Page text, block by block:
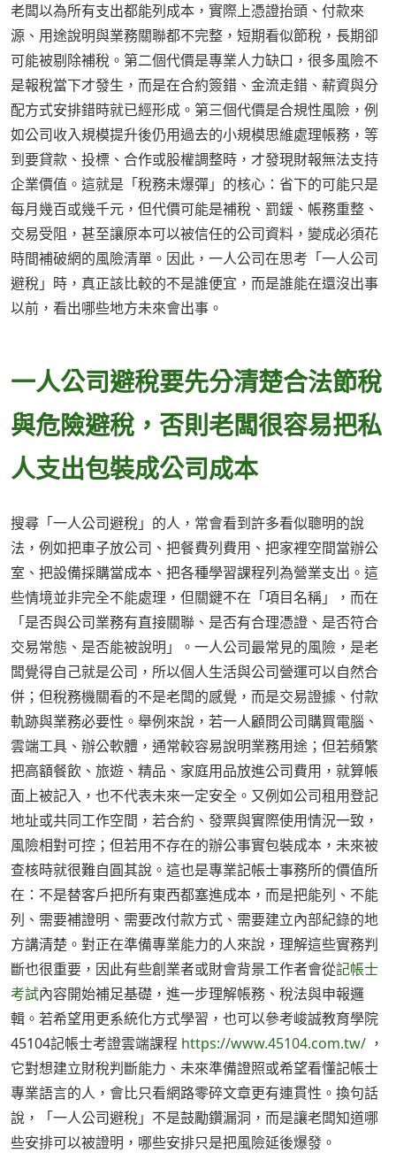
老闆以為所有支出都能列成本，實際上憑證抬頭、付款來
源、用途說明與業務關聯都不完整，短期看似節稅，長期卻
可能被剔除補稅。第二個代價是專業人力缺口，很多風險不
是報稅當下才發生，而是在合約簽錯、金流走錯、薪資與分
配方式安排錯時就已經形成。第三個代價是合規性風險，例
如公司收入規模提升後仍用過去的小規模思維處理帳務，等
到要貸款、投標、合作或股權調整時，才發現財報無法支持
企業價值。這就是「稅務未爆彈」的核心：省下的可能只是
每月幾百或幾千元，但代價可能是補稅、罰鍰、帳務重整、
交易受阻，甚至讓原本可以被信任的公司資料，變成必須花
時間補破網的風險清單。因此，一人公司在思考「一人公司
避稅」時，真正該比較的不是誰便宜，而是誰能在還沒出事
以前，看出哪些地方未來會出事。
一人公司避稅要先分清楚合法節稅
與危險避稅，否則老闆很容易把私
人支出包裝成公司成本
搜尋「一人公司避稅」的人，常會看到許多看似聰明的說
法，例如把車子放公司、把餐費列費用、把家裡空間當辦公
室、把設備採購當成本、把各種學習課程列為營業支出。這
些情境並非完全不能處理，但關鍵不在「項目名稱」，而在
「是否與公司業務有直接關聯、是否有合理憑證、是否符合
交易常態、是否能被說明」。一人公司最常見的風險，是老
闆覺得自己就是公司，所以個人生活與公司營運可以自然合
併；但稅務機關看的不是老闆的感覺，而是交易證據、付款
軌跡與業務必要性。舉例來說，若一人顧問公司購買電腦、
雲端工具、辦公軟體，通常較容易說明業務用途；但若頻繁
把高額餐飲、旅遊、精品、家庭用品放進公司費用，就算帳
面上被記入，也不代表未來一定安全。又例如公司租用登記
地址或共同工作空間，若合約、發票與實際使用情況一致，
風險相對可控；但若用不存在的辦公事實包裝成本，未來被
查核時就很難自圓其說。這也是專業記帳士事務所的價值所
在：不是替客戶把所有東西都塞進成本，而是把能列、不能
列、需要補證明、需要改付款方式、需要建立內部紀錄的地
方講清楚。對正在準備專業能力的人來說，理解這些實務判
斷也很重要，因此有些創業者或財會背景工作者會從記帳士
考試內容開始補足基礎，進一步理解帳務、稅法與申報邏
輯。若希望用更系統化方式學習，也可以參考峻誠教育學院
45104記帳士考證雲端課程 https://www.45104.com.tw/ ，
它對想建立財稅判斷能力、未來準備證照或希望看懂記帳士
專業語言的人，會比只看網路零碎文章更有連貫性。換句話
說，「一人公司避稅」不是鼓勵鑽漏洞，而是讓老闆知道哪
些安排可以被證明，哪些安排只是把風險延後爆發。